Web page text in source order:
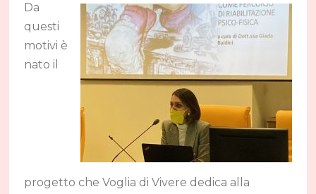
Da
questi
motivi è
nato il
progetto che Voglia di Vivere dedica alla